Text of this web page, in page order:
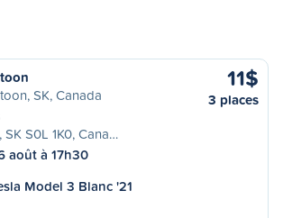
SK, Canada
SK S0L 1K0, Cana…
août à 17h30
11$
3 places
Model 3 Blanc '21